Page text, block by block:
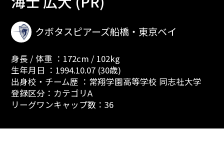
クボタスピアーズ船橋・東京ベイ
身長 / 体重 ：172cm / 102kg
生年月日 ：1994.10.07 (30歳)
出身校・チーム歴 ：常翔学園高等学校 同志社大学
登録区分：カテゴリA
リーグワンキャップ数：36